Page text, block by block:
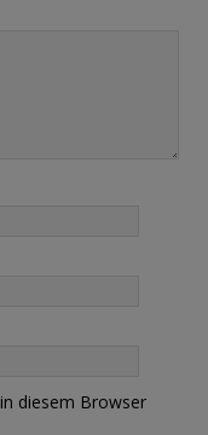
diesem Browser